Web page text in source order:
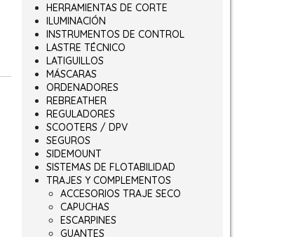
HERRAMIENTAS DE CORTE
ILUMINACIÓN
INSTRUMENTOS DE CONTROL
LASTRE TÉCNICO
LATIGUILLOS
MÁSCARAS
ORDENADORES
REBREATHER
REGULADORES
SCOOTERS / DPV
SEGUROS
SIDEMOUNT
SISTEMAS DE FLOTABILIDAD
TRAJES Y COMPLEMENTOS
ACCESORIOS TRAJE SECO
CAPUCHAS
ESCARPINES
GUANTES